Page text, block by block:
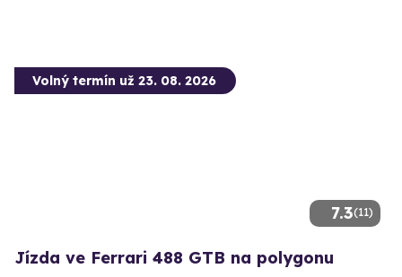
7.3(11)
Volný termín už 23. 08. 2026
Jízda ve Ferrari 488 GTB na polygonu